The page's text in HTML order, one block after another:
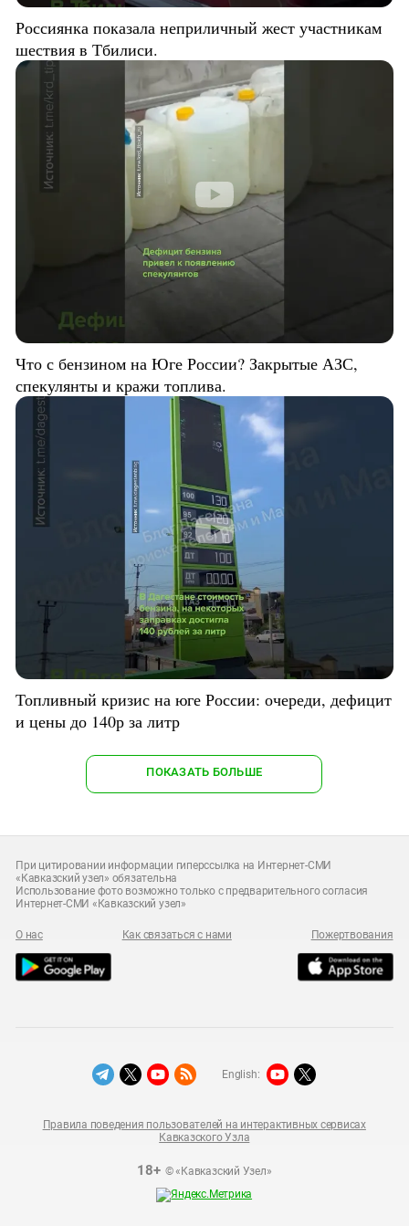
Россиянка показала неприличный жест участникам
шествия в Тбилиси.
Что с бензином на Юге России? Закрытые АЗС,
спекулянты и кражи топлива.
Топливный кризис на юге России: очереди, дефицит
и цены до 140р за литр
ПОКАЗАТЬ БОЛЬШЕ
При цитировании информации гиперссылка на Интернет-СМИ
«Кавказский узел» обязательна
Использование фото возможно только с предварительного согласия
Интернет-СМИ «Кавказский узел»
О нас Как связаться с нами Пожертвования
18+© «Кавказский Узел»
Правила поведения пользователей на интерактивных сервисах
Кавказского Узла
English: